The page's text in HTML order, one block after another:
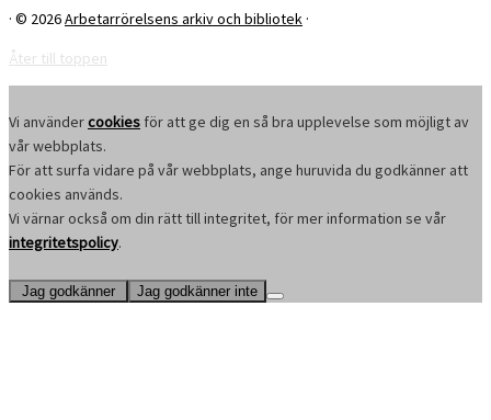
· © 2026Arbetarrörelsens arkiv och bibliotek ·
Åter till toppen
Vi användercookies för att ge dig en så bra upplevelse som möjligt av
vår webbplats.
För att surfa vidare på vår webbplats, ange huruvida du godkänner att
cookies används.
Vi värnar också om din rätt till integritet, för mer information se vår
integritetspolicy.
Jag godkänner Jag godkänner inte